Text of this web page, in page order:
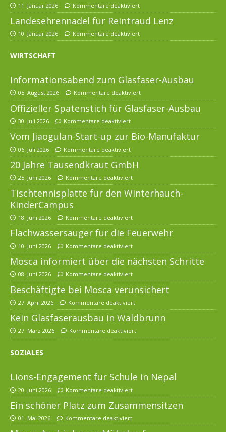
11. Januar 2026 Kommentare deaktiviert
Landesehrennadel für Reintraud Lenz
10. Januar 2026 Kommentare deaktiviert
WIRTSCHAFT
Informationsabend zum Glasfaser-Ausbau
05. August 2026 Kommentare deaktiviert
Offizieller Spatenstich für Glasfaser-Ausbau
30. Juli 2026 Kommentare deaktiviert
Vom Jiaogulan-Start-up zur Bio-Manufaktur
06. Juli 2026 Kommentare deaktiviert
20 Jahre Tausendkraut GmbH
25. Juni 2026 Kommentare deaktiviert
Tischtennisplatte für den Winterhauch-
KinderCampus
18. Juni 2026 Kommentare deaktiviert
Flachwassersauger für die Feuerwehr
10. Juni 2026 Kommentare deaktiviert
Mosca informiert über die nächsten Schritte
08. Juni 2026 Kommentare deaktiviert
Beschäftigte bei Mosca verunsichert
27. April 2026 Kommentare deaktiviert
Kein Glasfaserausbau in Waldbrunn
27. März 2026 Kommentare deaktiviert
SOZIALES
Lions-Engagement für Schule in Nepal
20. Juni 2026 Kommentare deaktiviert
Ein schöner Platz zum Zusammensitzen
01. Mai 2026 Kommentare deaktiviert